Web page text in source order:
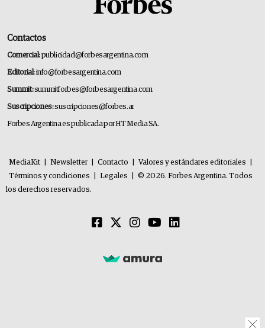
Contactos
Comercial:publicidad@forbesargentina.com
Editorial:info@forbesargentina.com
Summit:summitforbes@forbesargentina.com
Suscripciones:suscripciones@forbes.ar
Forbes Argentina es publicada por HT Media SA.
MediaKit Newsletter Contacto Valores y estándares editoriales
Términos y condiciones
Legales
© 2026. Forbes Argentina. Todos
los derechos reservados.